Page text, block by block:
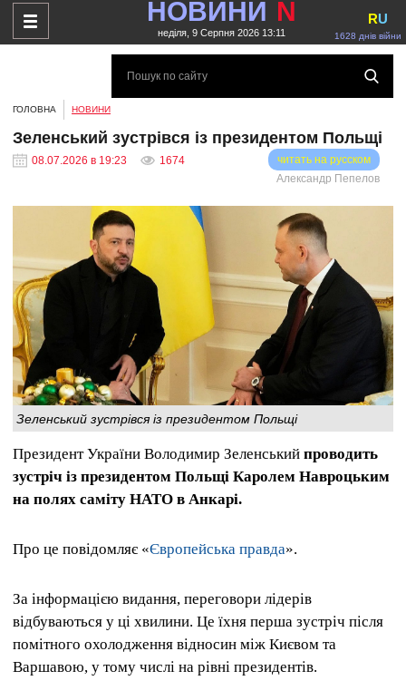
НОВИНИ N
неділя, 9 Серпня 2026 13:11 1628 днів війни
RU
ГОЛОВНА НОВИНИ
Зеленський зустрівся із президентом Польщі
08.07.2026 в 19:23 1674
читать на русском
Александр Пепелов
Зеленський зустрівся із президентом Польщі
Президент України Володимир Зеленський проводить
зустріч із президентом Польщі Каролем Навроцьким
на полях саміту НАТО в Анкарі.
Про це повідомляє «Європейська правда».
За інформацією видання, переговори лідерів
відбуваються у ці хвилини. Це їхня перша зустріч після
помітного охолодження відносин між Києвом та
Варшавою, у тому числі на рівні президентів.